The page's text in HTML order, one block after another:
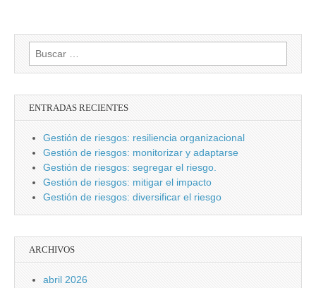
Buscar:
ENTRADAS RECIENTES
Gestión de riesgos: resiliencia organizacional
Gestión de riesgos: monitorizar y adaptarse
Gestión de riesgos: segregar el riesgo.
Gestión de riesgos: mitigar el impacto
Gestión de riesgos: diversificar el riesgo
ARCHIVOS
abril 2026